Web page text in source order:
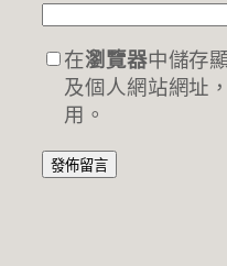
在瀏覽器中儲存
及個人網站網址
用。